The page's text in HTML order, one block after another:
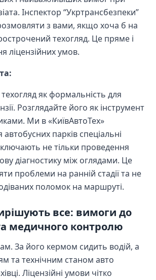
Інспектор “Укртрансбезпеки”
з вами, якщо хоча б на
техогляд. Це пряме і
ліцензійних умов.
як формальність для
Розглядайте його як інструмент
Ми в «КиївАвтоТех»
парків спеціальні
не тільки проведення
діагностику між оглядами. Це
проблеми на ранній стадії та не
поломок на маршруті.
все: вимоги до
медичного контролю
За його кермом сидить водій, а
та технічним станом авто
Ліцензійні умови чітко